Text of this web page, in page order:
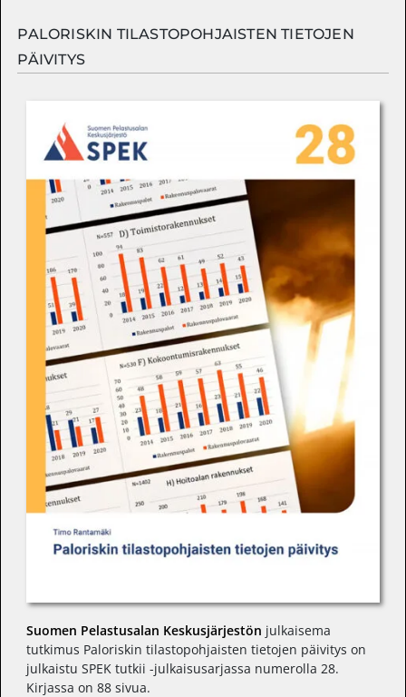
PALORISKIN TILASTOPOHJAISTEN TIETOJEN
PÄIVITYS
Suomen Pelastusalan Keskusjärjestön julkaisema
tutkimus Paloriskin tilastopohjaisten tietojen päivitys on
julkaistu SPEK tutkii -julkaisusarjassa numerolla 28.
Kirjassa on 88 sivua.